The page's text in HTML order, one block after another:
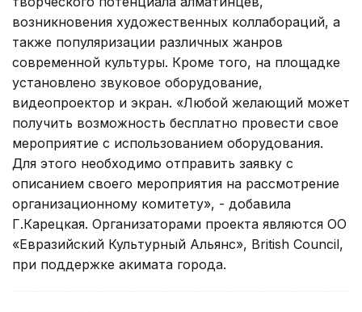
возникновения художественных коллабораций, а
также популяризации различных жанров
современной культуры. Кроме того, на площадке
установлено звуковое оборудование,
видеопроектор и экран. «Любой желающий может
получить возможность бесплатно провести свое
мероприятие с использованием оборудования.
Для этого необходимо отправить заявку с
описанием своего мероприятия на рассмотрение
организационному комитету», - добавила
Г.Карецкая. Организаторами проекта являются ОО
«Евразийский Культурный Альянс», British Council,
при поддержке акимата города.